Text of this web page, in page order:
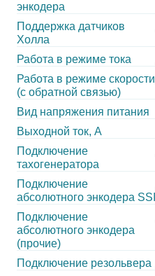
энкодера
Поддержка датчиков
Холла
Работа в режиме тока
Работа в режиме скорости
(с обратной связью)
Вид напряжения питания
Выходной ток, А
Подключение
тахогенератора
Подключение
абсолютного энкодера SSI
Подключение
абсолютного энкодера
(прочие)
Подключение резольвера